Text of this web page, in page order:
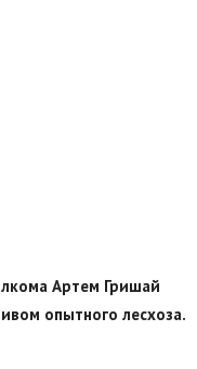
Артем Гришай
опытного лесхоза.